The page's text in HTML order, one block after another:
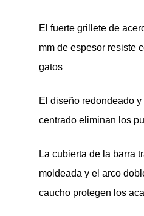
El fuerte grillete de
mm de espesor resiste
gatos
El diseño redondeado
centrado eliminan los
La cubierta de la barra
moldeada y el arco
caucho protegen los